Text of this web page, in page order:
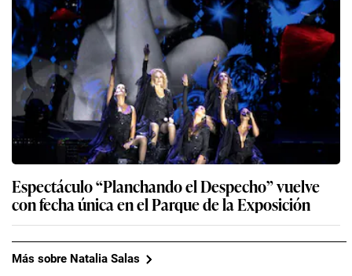
Espectáculo “Planchando el Despecho” vuelve
con fecha única en el Parque de la Exposición
Más sobre Natalia Salas